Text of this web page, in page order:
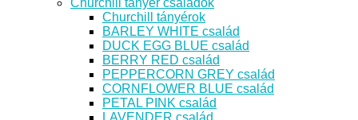
Churchill tányérok
BARLEY WHITE család
DUCK EGG BLUE család
BERRY RED család
PEPPERCORN GREY család
CORNFLOWER BLUE család
PETAL PINK család
LAVENDER család